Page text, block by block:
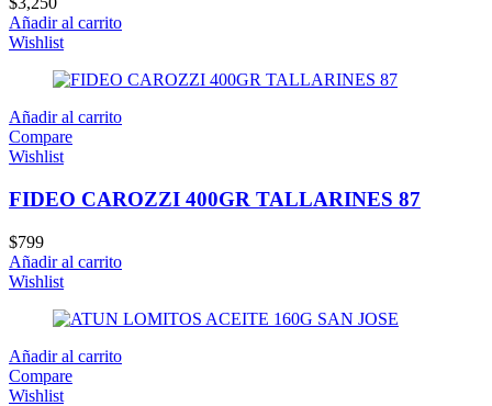
Añadir al carrito
Wishlist
Añadir al carrito
Compare
Wishlist
FIDEO CAROZZI 400GR TALLARINES 87
$799
Añadir al carrito
Wishlist
Añadir al carrito
Compare
Wishlist